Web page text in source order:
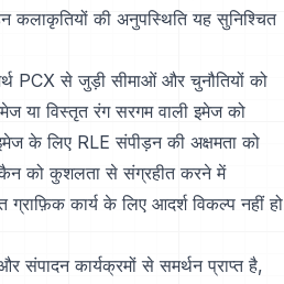
कलाकृतियों की अनुपस्थिति यह सुनिश्चित
PCX से जुड़ी सीमाओं और चुनौतियों को
या विस्तृत रंग सरगम वाली इमेज को
के लिए RLE संपीड़न की अक्षमता को
को कुशलता से संग्रहीत करने में
ग्राफ़िक कार्य के लिए आदर्श विकल्प नहीं हो
कार्यक्रमों से समर्थन प्राप्त है,